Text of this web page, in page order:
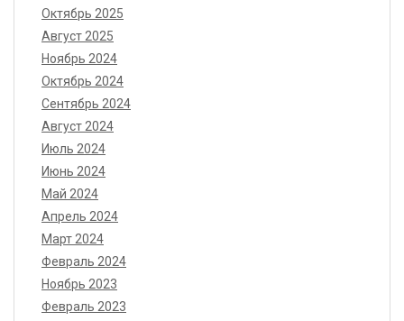
Октябрь 2025
Август 2025
Ноябрь 2024
Октябрь 2024
Сентябрь 2024
Август 2024
Июль 2024
Июнь 2024
Май 2024
Апрель 2024
Март 2024
Февраль 2024
Ноябрь 2023
Февраль 2023